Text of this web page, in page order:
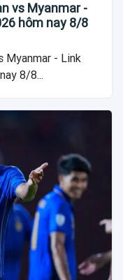
vs Myanmar -
hôm nay 8/8
Myanmar - Link
8/8...